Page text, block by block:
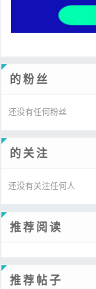
的粉丝
还没有任何粉丝
的关注
还没有关注任何人
推荐阅读
推荐帖子